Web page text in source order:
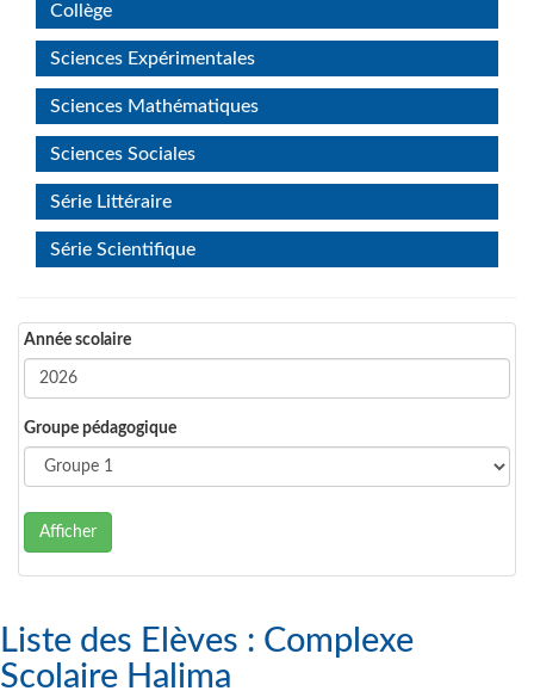
Collège
Sciences Expérimentales
Sciences Mathématiques
Sciences Sociales
Série Littéraire
Série Scientifique
Année scolaire
Groupe pédagogique
Afficher
Liste des Elèves : Complexe
Scolaire Halima